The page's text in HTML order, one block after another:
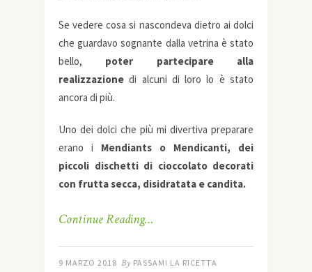
Se vedere cosa si nascondeva dietro ai dolci
che guardavo sognante dalla vetrina è stato
bello, poter partecipare alla
realizzazione di alcuni di loro lo è stato
ancora di più.
Uno dei dolci che più mi divertiva preparare
erano i Mendiants o Mendicanti, dei
piccoli dischetti di cioccolato decorati
con frutta secca, disidratata e candita.
Continue Reading…
9 MARZO 2018 By PASSAMI LA RICETTA